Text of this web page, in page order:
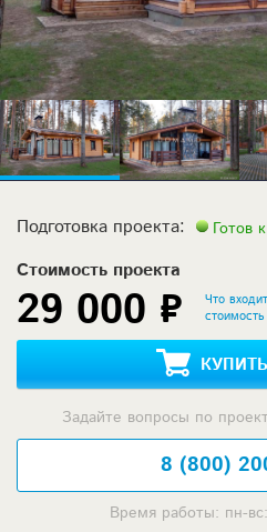
Подготовка проекта: Готов
Стоимость проекта
29 000 ₽
Что
стоимость
Задайте вопросы по
8 (800)
Время работы: пн-